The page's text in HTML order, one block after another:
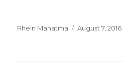
Rhein Mahatma
Posted
August 7, 2016